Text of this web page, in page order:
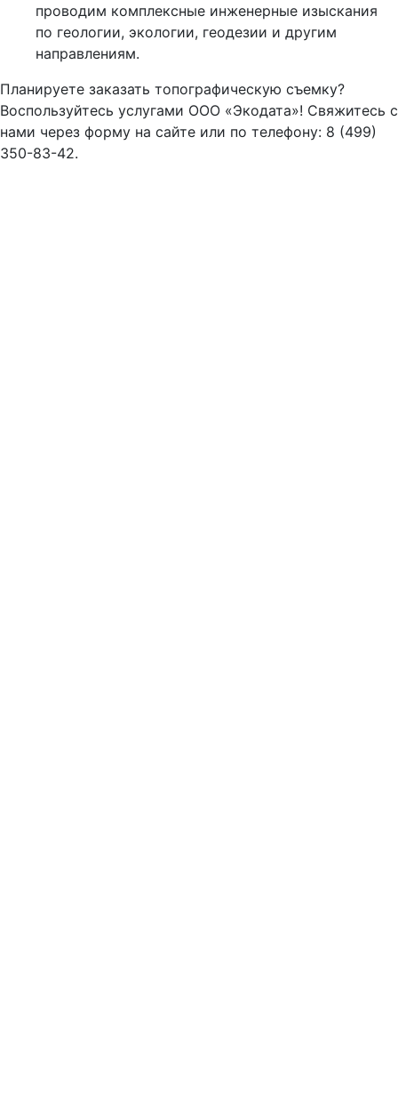
проводим комплексные инженерные изыскания
по геологии, экологии, геодезии и другим
направлениям.
Планируете заказать топографическую съемку?
Воспользуйтесь услугами ООО «Экодата»! Свяжитесь с
нами через форму на сайте или по телефону: 8 (499)
350-83-42.